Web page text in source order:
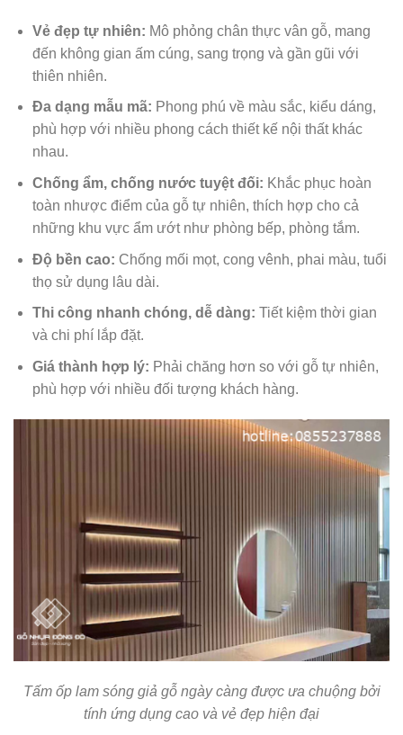
Vẻ đẹp tự nhiên: Mô phỏng chân thực vân gỗ, mang
đến không gian ấm cúng, sang trọng và gần gũi với
thiên nhiên.
Đa dạng mẫu mã: Phong phú về màu sắc, kiểu dáng,
phù hợp với nhiều phong cách thiết kế nội thất khác
nhau.
Chống ẩm, chống nước tuyệt đối: Khắc phục hoàn
toàn nhược điểm của gỗ tự nhiên, thích hợp cho cả
những khu vực ẩm ướt như phòng bếp, phòng tắm.
Độ bền cao: Chống mối mọt, cong vênh, phai màu, tuổi
thọ sử dụng lâu dài.
Thi công nhanh chóng, dễ dàng: Tiết kiệm thời gian
và chi phí lắp đặt.
Giá thành hợp lý: Phải chăng hơn so với gỗ tự nhiên,
phù hợp với nhiều đối tượng khách hàng.
Tấm ốp lam sóng giả gỗ ngày càng được ưa chuộng bởi
tính ứng dụng cao và vẻ đẹp hiện đại